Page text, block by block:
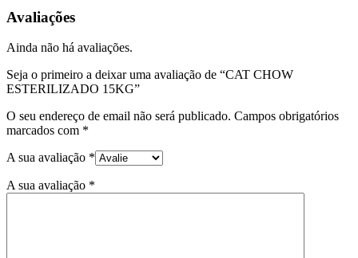
Avaliações
Ainda não há avaliações.
Seja o primeiro a deixar uma avaliação de “CAT CHOW
ESTERILIZADO 15KG”
O seu endereço de email não será publicado. Campos obrigatórios
marcados com *
A sua avaliação *
A sua avaliação *